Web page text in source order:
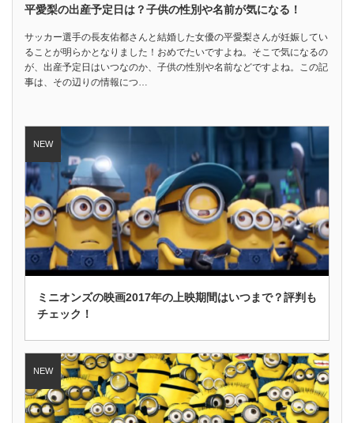
平愛梨の出産予定日は？子供の性別や名前が気になる！
サッカー選手の長友佑都さんと結婚した女優の平愛梨さんが妊娠してい
ることが明らかとなりました！おめでたいですよね。そこで気になるの
が、出産予定日はいつなのか、子供の性別や名前などですよね。この記
事は、その辺りの情報につ…
ミニオンズの映画2017年の上映期間はいつまで？評判も
チェック！